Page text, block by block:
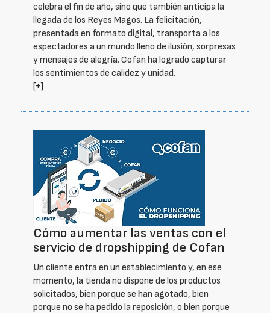
celebra el fin de año, sino que también anticipa la
llegada de los Reyes Magos. La felicitación,
presentada en formato digital, transporta a los
espectadores a un mundo lleno de ilusión, sorpresas
y mensajes de alegría. Cofan ha logrado capturar
los sentimientos de calidez y unidad.
[+]
Cómo aumentar las ventas con el
servicio de dropshipping de Cofan
Un cliente entra en un establecimiento y, en ese
momento, la tienda no dispone de los productos
solicitados, bien porque se han agotado, bien
porque no se ha pedido la reposición, o bien porque